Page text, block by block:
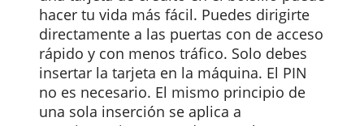
servicio. De esta manera, no tienes que
esperar a pagar por la cantidad exacta. Y
si la estación de servicio está abierta,
puedes dirigirte la caja registradora. Esto
ciertamente con Visa o Mastercard.